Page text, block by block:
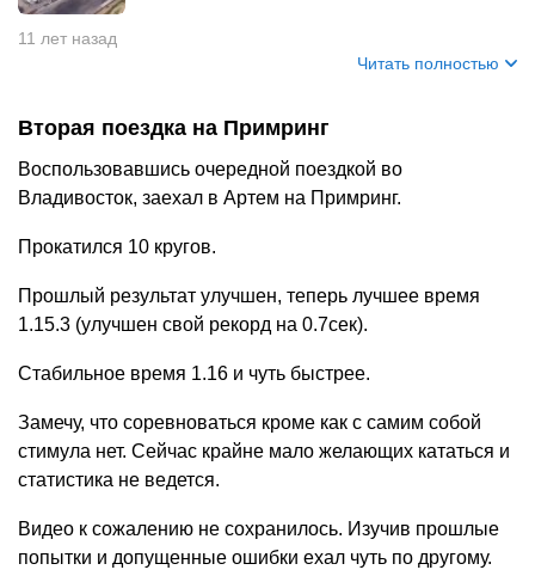
11 лет назад
Читать полностью
Вторая поездка на Примринг
Воспользовавшись очередной поездкой во
Владивосток, заехал в Артем на Примринг.
Прокатился 10 кругов.
Прошлый результат улучшен, теперь лучшее время
1.15.3 (улучшен свой рекорд на 0.7сек).
Стабильное время 1.16 и чуть быстрее.
Замечу, что соревноваться кроме как с самим собой
стимула нет. Сейчас крайне мало желающих кататься и
статистика не ведется.
Видео к сожалению не сохранилось. Изучив прошлые
попытки и допущенные ошибки ехал чуть по другому.